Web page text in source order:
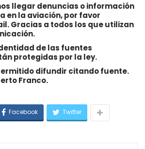
llegar denuncias o información
en la aviación, por favor
Gracias a todos los que utilizan
de las fuentes
protegidas por la ley.
Permitido difundir citando fuente.
Franco.
Facebook Twitter